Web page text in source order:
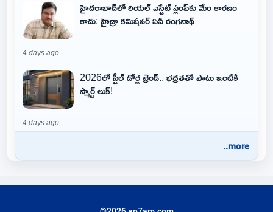
హైదరాబాద్‌లో రియల్ ఎస్టేట్ స్లంప్‌కు మేం కారణం
కాదు: హైడ్రా కమిషనర్ ఏవీ రంగనాథ్
4 days ago
2026లో స్టీల్ డోర్ల ట్రెండ్.. భద్రతతో పాటు ఇంటికి
స్మార్ట్ లుక్!
4 days ago
..more